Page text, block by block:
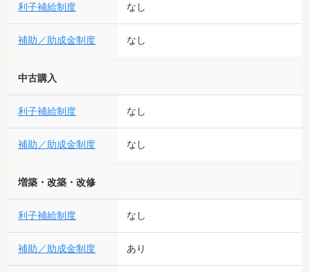
利子補給制度 なし
補助／助成金制度 なし
中古購入
利子補給制度 なし
補助／助成金制度 なし
増築・改築・改修
利子補給制度 なし
補助／助成金制度 あり